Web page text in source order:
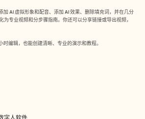
AI 虚拟形象和配音、添加 AI 效果、删除填充词，并在几分
为专业视频和分步骤指南。你还可以分享链接或导出视频，
编辑，也能创建清晰、专业的演示和教程。